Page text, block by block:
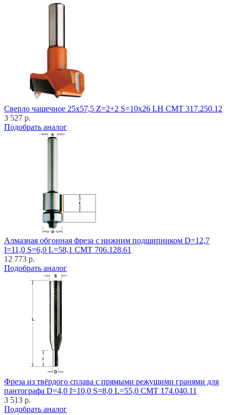
Cверло чашечное 25x57,5 Z=2+2 S=10x26 LH CMT 317.250.12
3 527 р.
Подобрать аналог
Алмазная обгонная фреза с нижним подшипником D=12,7
I=11,0 S=6,0 L=58,1 CMT 706.128.61
12 773 р.
Подобрать аналог
Фреза из твёрдого сплава с прямыми режущими гранями для
пантографа D=4,0 I=10,0 S=8,0 L=55,0 CMT 174.040.11
3 513 р.
Подобрать аналог